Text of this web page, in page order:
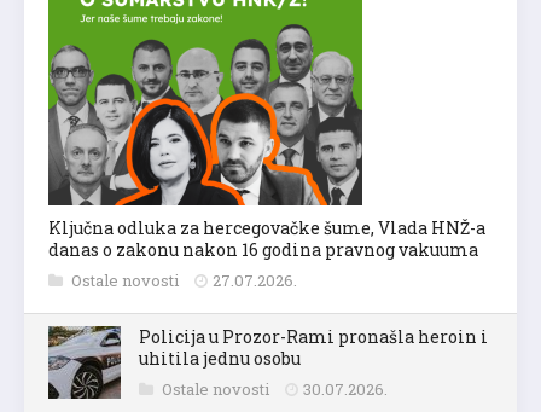
Ključna odluka za hercegovačke šume, Vlada HNŽ-a
danas o zakonu nakon 16 godina pravnog vakuuma
Ostale novosti 27.07.2026.
Policija u Prozor-Rami pronašla heroin i
uhitila jednu osobu
Ostale novosti 30.07.2026.